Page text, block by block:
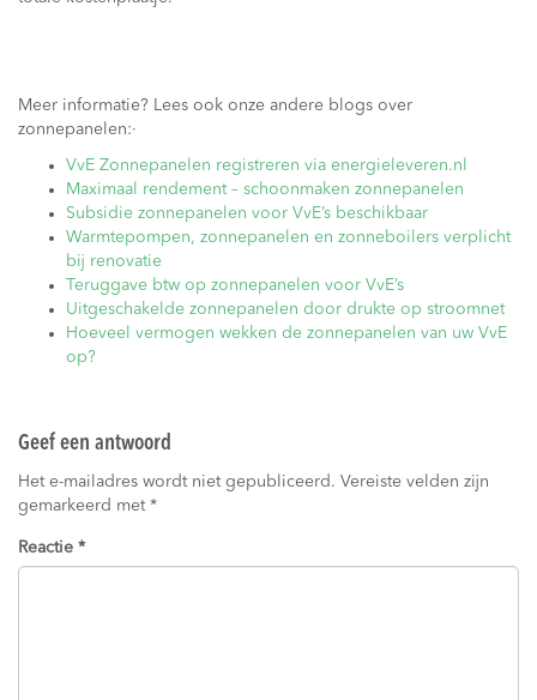
Meer informatie? Lees ook onze andere blogs over
zonnepanelen:·
VvE Zonnepanelen registreren via energieleveren.nl
Maximaal rendement – schoonmaken zonnepanelen
Subsidie zonnepanelen voor VvE’s beschikbaar
Warmtepompen, zonnepanelen en zonneboilers verplicht
bij renovatie
Teruggave btw op zonnepanelen voor VvE’s
Uitgeschakelde zonnepanelen door drukte op stroomnet
Hoeveel vermogen wekken de zonnepanelen van uw VvE
op?
Geef een antwoord
Het e-mailadres wordt niet gepubliceerd. Vereiste velden zijn
gemarkeerd met *
Reactie *